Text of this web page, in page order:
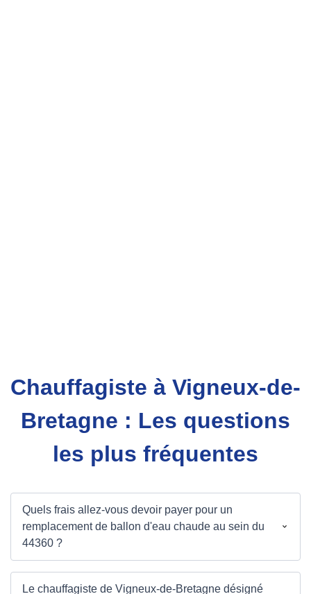
Chauffagiste à Vigneux-de-
Bretagne : Les questions
les plus fréquentes
Quels frais allez-vous devoir payer pour un
remplacement de ballon d'eau chaude au sein du
44360 ?
Le chauffagiste de Vigneux-de-Bretagne désigné